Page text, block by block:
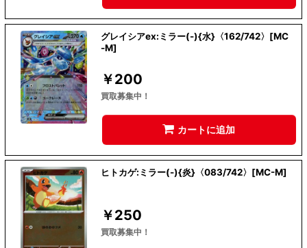
グレイシアex:ミラー(-){水}〈162/742〉[MC
-M]
￥200
買取募集中！
カートに追加
ヒトカゲ:ミラー(-){炎}〈083/742〉[MC-M]
￥250
買取募集中！